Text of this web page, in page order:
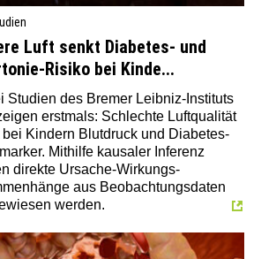
Luft senkt Diabetes- und
Risiko bei Kinde...
Studien des Bremer Leibniz-Instituts
erstmals: Schlechte Luftqualität
bei Kindern Blutdruck und Diabetes-
Mithilfe kausaler Inferenz
direkte Ursache-Wirkungs-
aus Beobachtungsdaten
werden.